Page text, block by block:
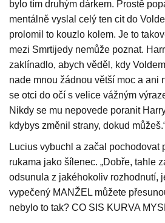
bylo tím druhým dárkem. Prostě
mentálně vyslal celý ten cit do
prolomil to kouzlo kolem. Je to
mezi Smrtijedy nemůže poznat.
zaklínadlo, abych věděl, kdy
nade mnou žádnou větší moc a ani
se otci do očí s velice vážným
Nikdy se mu nepovede poranit
kdybys změnil strany, dokud
Lucius vybuchl a začal pochodovat
rukama jako šílenec. „Dobře, tahle
odsunula z jakéhokoliv rozhodnutí,
vypečený MANŽEL můžete
nebylo to tak? CO SIS KURVA